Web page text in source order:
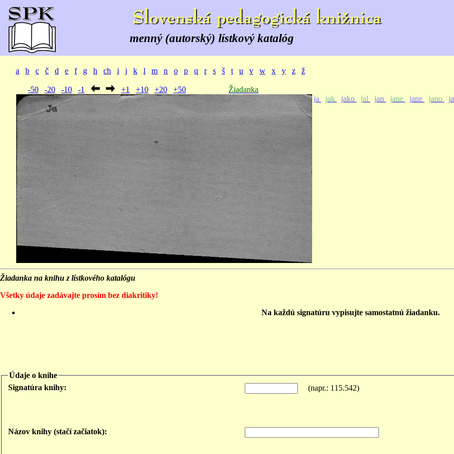
menný (autorský) lístkový katalóg
a b c č d e f g h ch i j k l m n o p q r s š t u v w x y z ž
-50 -20 -10 -1 +1 +10 +20 +50
Žiadanka
ja
jak jako jal jan jane jane jano
Žiadanka na knihu z lístkového katalógu
Všetky údaje zadávajte prosím bez diakritiky!
Na každú signatúru vypisujte samostatnú žiadanku.
Údaje o knihe
Signatúra knihy:
(napr.: 115.542)
Názov knihy (stačí začiatok):